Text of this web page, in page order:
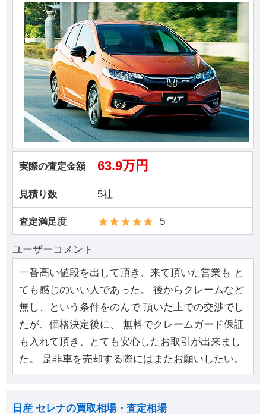
実際の査定金額 63.9万円
見積り数 5社
査定満足度 5
ユーザーコメント
一番高い値段を出して頂き、来て頂いた営業も と
ても感じのいい人であった。 後からクレームなど
無し、という条件をのんで 頂いた上での交渉でし
たが、価格決定後に、 無料でクレームガード保証
も入れて頂き、とても安心したお取引が出来まし
た。 是非車を売却する際にはまたお願いしたい。
日産 セレナの買取相場・査定相場